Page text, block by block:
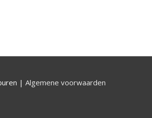
| Algemene voorwaarden